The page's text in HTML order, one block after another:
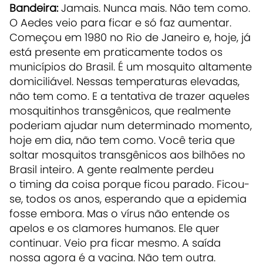
Bandeira:Jamais. Nunca mais. Não tem como.
O Aedes veio para ficar e só faz aumentar.
Começou em 1980 no Rio de Janeiro e, hoje, já
está presente em praticamente todos os
municípios do Brasil. É um mosquito altamente
domiciliável. Nessas temperaturas elevadas,
não tem como. E a tentativa de trazer aqueles
mosquitinhos transgênicos, que realmente
poderiam ajudar num determinado momento,
hoje em dia, não tem como. Você teria que
soltar mosquitos transgênicos aos bilhões no
Brasil inteiro. A gente realmente perdeu
o timing da coisa porque ficou parado. Ficou-
se, todos os anos, esperando que a epidemia
fosse embora. Mas o vírus não entende os
apelos e os clamores humanos. Ele quer
continuar. Veio pra ficar mesmo. A saída
nossa agora é a vacina. Não tem outra.